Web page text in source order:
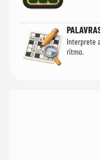
Interprete
ritmo.